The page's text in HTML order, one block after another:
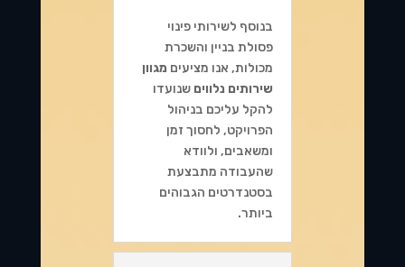
בנוסף לשירותי פינוי
פסולת בניין והשכרת
מכולות, אנו מציעים מגוון
שירותים נלווים שנועדו
להקל עליכם בניהול
הפרויקט, לחסוך זמן
ומשאבים, ולוודא
שהעבודה מתבצעת
בסטנדרטים הגבוהים
ביותר.